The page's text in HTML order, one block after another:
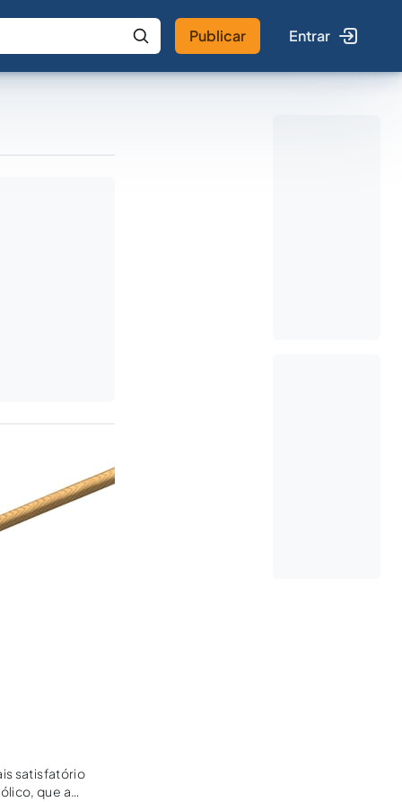
IA Buscar no Jus
Publicar Entrar
satisfatório
que a